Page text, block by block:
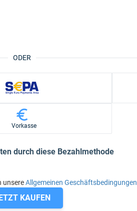
ODER
Vorkasse
durch diese Bezahlmethode
unsereAllgemeinen Geschäftsbedingungen
KAUFEN